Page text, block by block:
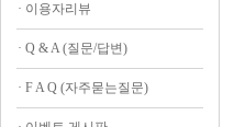
· 이용자리뷰
· Q & A (질문/답변)
· F A Q (자주묻는질문)